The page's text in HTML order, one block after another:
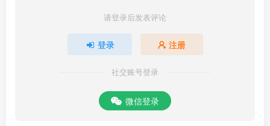
请登录后发表评论
登录 注册
社交账号登录
微信登录